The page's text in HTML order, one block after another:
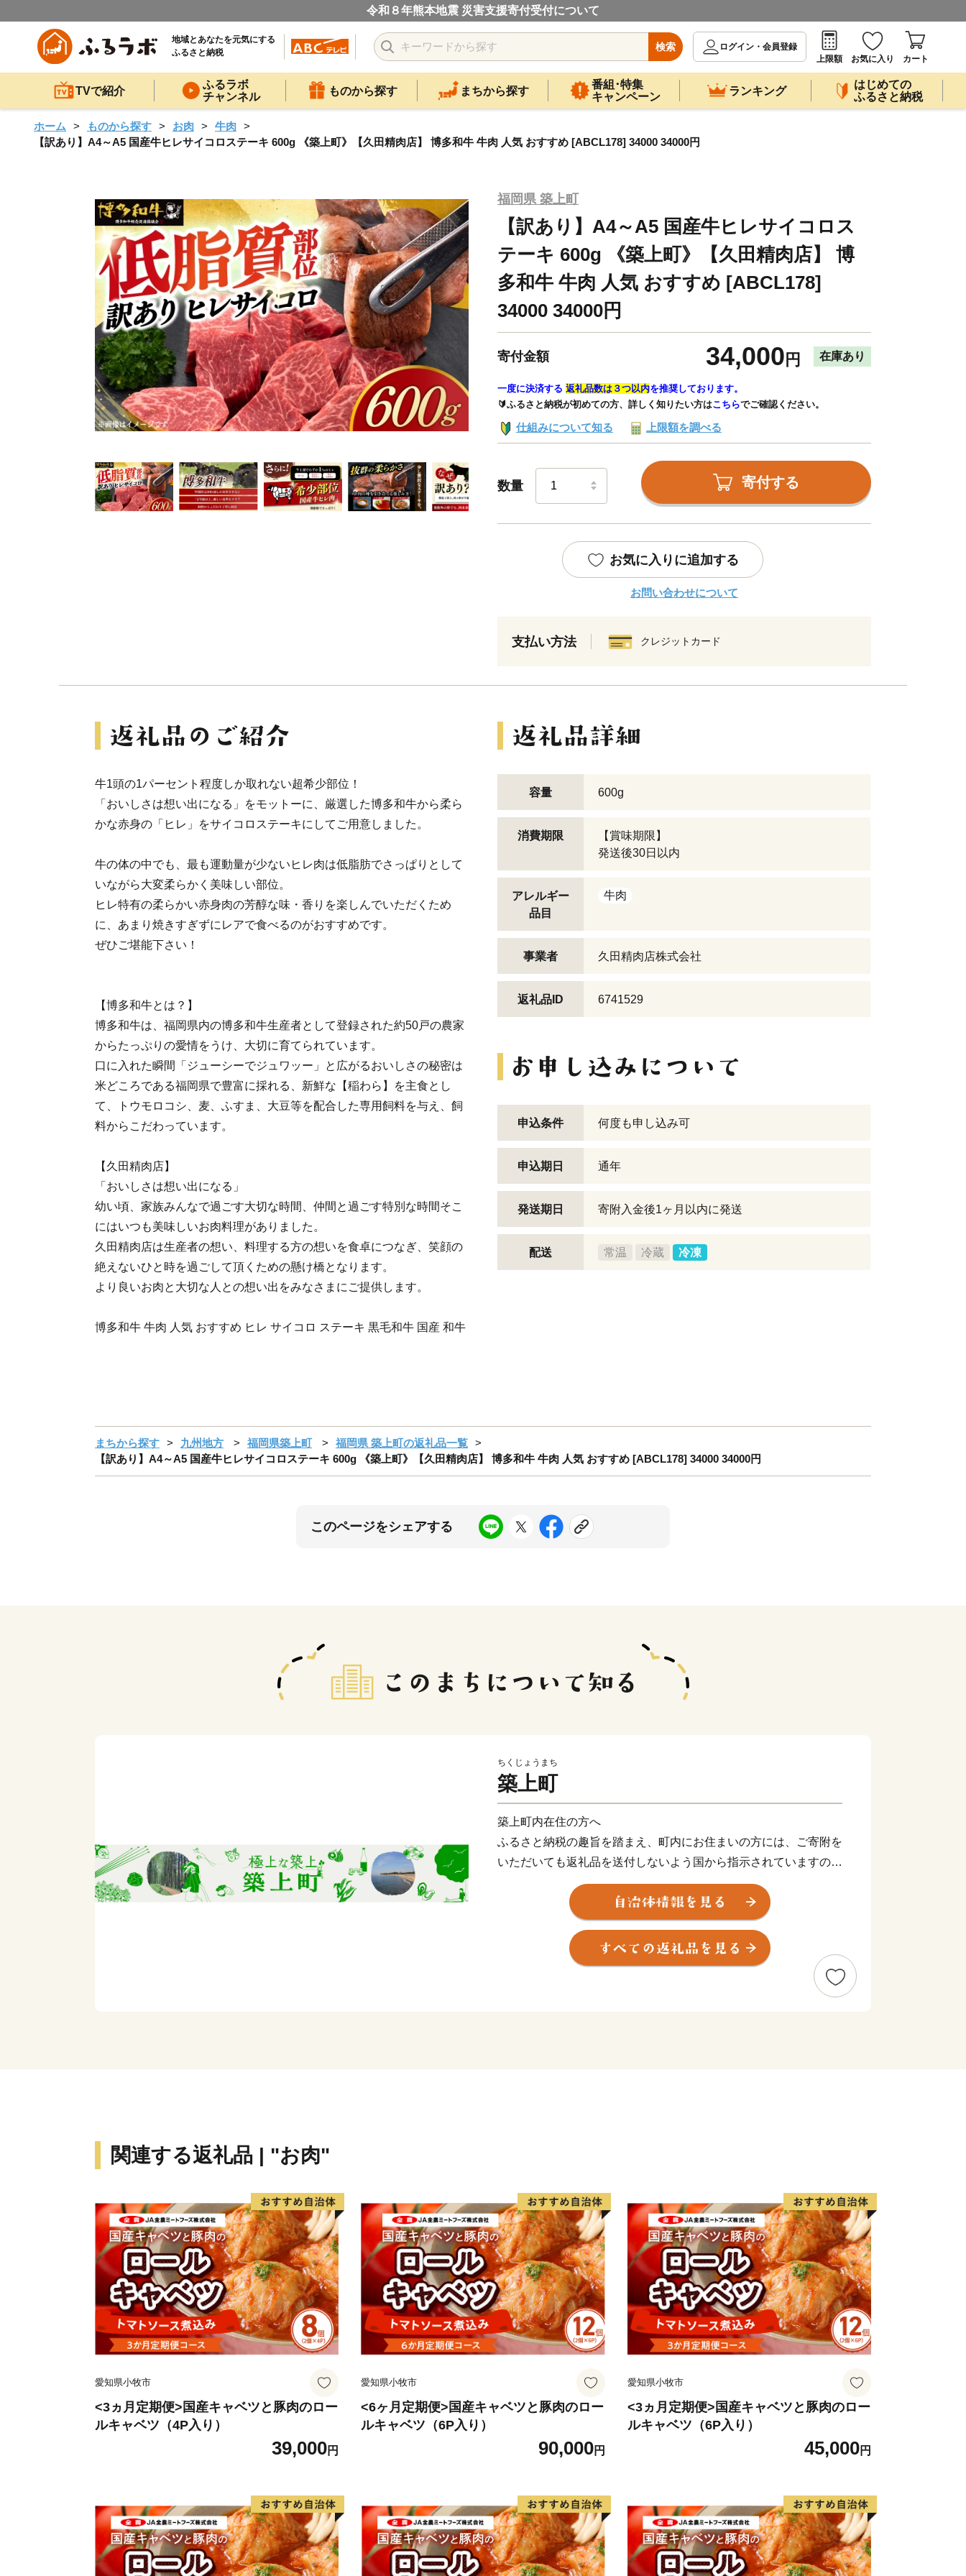
令和８年熊本地震 災害支援寄付受付について
地域とあなたを元気にする
ふるさと納税
検索
ログイン・会員登録
上限額
お気に入り カート
TVで紹介
ふるラボ
チャンネル
ものから探す まちから探す
番組･特集
キャンペーン
ランキング
はじめての
ふるさと納税
ホーム ものから探す お肉
牛肉
【訳あり】A4～A5 国産牛ヒレサイコロステーキ 600g 《築上町》【久田精肉店】 博多和牛 牛肉 人気 おすすめ [ABCL178] 34000 34000円
福岡県 築上町
【訳あり】A4～A5 国産牛ヒレサイコロス
テーキ 600g 《築上町》【久田精肉店】 博
多和牛 牛肉 人気 おすすめ [ABCL178]
34000 34000円
寄付金額 34,000 円 在庫あり
一度に決済する 返礼品数は３つ以内を推奨しております。
🔰ふるさと納税が初めての方、詳しく知りたい方はこちらでご確認ください。
仕組みについて知る 上限額を調べる
数量 寄付する
お気に入りに追加する
お問い合わせについて
支払い方法 クレジットカード
牛1頭の1パーセント程度しか取れない超希少部位！
「おいしさは想い出になる」をモットーに、厳選した博多和牛から柔ら
かな赤身の「ヒレ」をサイコロステーキにしてご用意しました。
牛の体の中でも、最も運動量が少ないヒレ肉は低脂肪でさっぱりとして
いながら大変柔らかく美味しい部位。
ヒレ特有の柔らかい赤身肉の芳醇な味・香りを楽しんでいただくため
に、あまり焼きすぎずにレアで食べるのがおすすめです。
ぜひご堪能下さい！
【博多和牛とは？】
博多和牛は、福岡県内の博多和牛生産者として登録された約50戸の農家
からたっぷりの愛情をうけ、大切に育てられています。
口に入れた瞬間「ジューシーでジュワッー」と広がるおいしさの秘密は
米どころである福岡県で豊富に採れる、新鮮な【稲わら】を主食とし
て、トウモロコシ、麦、ふすま、大豆等を配合した専用飼料を与え、飼
料からこだわっています。
【久田精肉店】
「おいしさは想い出になる」
幼い頃、家族みんなで過ごす大切な時間、仲間と過ごす特別な時間そこ
にはいつも美味しいお肉料理がありました。
久田精肉店は生産者の想い、料理する方の想いを食卓につなぎ、笑顔の
絶えないひと時を過ごして頂くための懸け橋となります。
より良いお肉と大切な人との想い出をみなさまにご提供します。
博多和牛 牛肉 人気 おすすめ ヒレ サイコロ ステーキ 黒毛和牛 国産 和牛
容量 600g
消費期限
【賞味期限】
発送後30日以内
アレルギー
品目
牛肉
事業者 久田精肉店株式会社
返礼品ID 6741529
申込条件 何度も申し込み可
申込期日 通年
発送期日 寄附入金後1ヶ月以内に発送
配送 常温 冷蔵 冷凍
まちから探す 九州地方 福岡県築上町
福岡県 築上町の返礼品一覧
【訳あり】A4～A5 国産牛ヒレサイコロステーキ 600g 《築上町》【久田精肉店】 博多和牛 牛肉 人気 おすすめ [ABCL178] 34000 34000円
このページをシェアする
ちくじょうまち
築上町
築上町内在住の方へ
ふるさと納税の趣旨を踏まえ、町内にお住まいの方には、ご寄附を
いただいても返礼品を送付しないよう国から指示されていますの
で、ご注意ください。
築上町は、福岡県東部の人口約1万5千人の町です。南は大分県に
隣接し、国定公園に指定されているエリアを含め山間部が広がりま
す。そこを源とする多くの河川が北の平野を潤しながら、波穏やか
また、神楽や楽打などの伝統芸能が各所に引き継がれています。
町内にある全7団体の神楽講や保存会が、国指定重要無形民俗文化
財に指定されました。春や秋、正月には各神社での奉納神楽や、各
地域のイベントに参加するなど積極的に神楽の魅力を伝えていま
す。
特産品に「豊前海一粒かき」「椎田あさり」「スイートコーン」
「菊芋」など、海の幸・山の幸が豊富です。旬の時期になると、物
航空自衛隊築城基地があり、毎年開催される「航空祭」には全国か
ら多くの方が訪れます。
関連する返礼品 | "お肉"
愛知県小牧市
<3ヵ月定期便>国産キャベツと豚肉のロー
ルキャベツ（4P入り）
39,000円
愛知県小牧市
<6ヶ月定期便>国産キャベツと豚肉のロー
ルキャベツ（6P入り）
90,000円
愛知県小牧市
<3ヵ月定期便>国産キャベツと豚肉のロー
ルキャベツ（6P入り）
45,000円